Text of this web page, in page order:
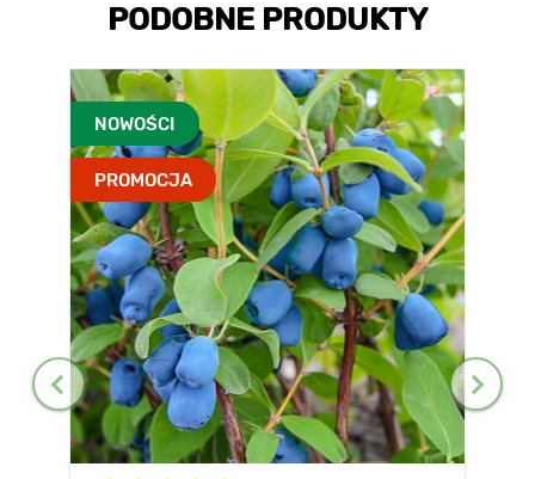
PODOBNE PRODUKTY
NOWOŚCI
PROMOCJA